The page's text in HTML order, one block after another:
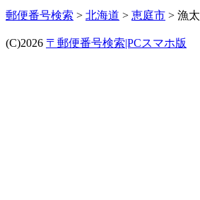
郵便番号検索 > 北海道 > 恵庭市 > 漁太
(C)2026 〒郵便番号検索|PCスマホ版